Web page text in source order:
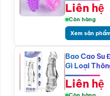
Liên hệ
Còn hàng
Xem sản
Bao Cao Su
Gì Loại
Liên hệ